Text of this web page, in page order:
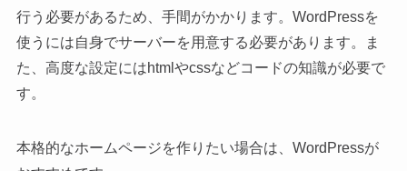
行う必要があるため、手間がかかります。WordPressを
使うには自身でサーバーを用意する必要があります。ま
た、高度な設定にはhtmlやcssなどコードの知識が必要で
す。
本格的なホームページを作りたい場合は、WordPressが